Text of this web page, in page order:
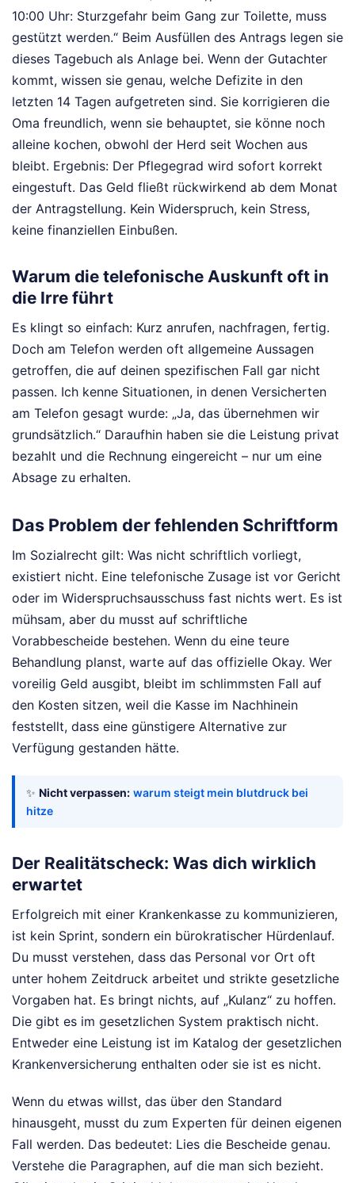
10:00 Uhr: Sturzgefahr beim Gang zur Toilette, muss
gestützt werden.“ Beim Ausfüllen des Antrags legen sie
dieses Tagebuch als Anlage bei. Wenn der Gutachter
kommt, wissen sie genau, welche Defizite in den
letzten 14 Tagen aufgetreten sind. Sie korrigieren die
Oma freundlich, wenn sie behauptet, sie könne noch
alleine kochen, obwohl der Herd seit Wochen aus
bleibt. Ergebnis: Der Pflegegrad wird sofort korrekt
eingestuft. Das Geld fließt rückwirkend ab dem Monat
der Antragstellung. Kein Widerspruch, kein Stress,
keine finanziellen Einbußen.
Warum die telefonische Auskunft oft in
die Irre führt
Es klingt so einfach: Kurz anrufen, nachfragen, fertig.
Doch am Telefon werden oft allgemeine Aussagen
getroffen, die auf deinen spezifischen Fall gar nicht
passen. Ich kenne Situationen, in denen Versicherten
am Telefon gesagt wurde: „Ja, das übernehmen wir
grundsätzlich.“ Daraufhin haben sie die Leistung privat
bezahlt und die Rechnung eingereicht – nur um eine
Absage zu erhalten.
Das Problem der fehlenden Schriftform
Im Sozialrecht gilt: Was nicht schriftlich vorliegt,
existiert nicht. Eine telefonische Zusage ist vor Gericht
oder im Widerspruchsausschuss fast nichts wert. Es ist
mühsam, aber du musst auf schriftliche
Vorabbescheide bestehen. Wenn du eine teure
Behandlung planst, warte auf das offizielle Okay. Wer
voreilig Geld ausgibt, bleibt im schlimmsten Fall auf
den Kosten sitzen, weil die Kasse im Nachhinein
feststellt, dass eine günstigere Alternative zur
Verfügung gestanden hätte.
✨ Nicht verpassen: warum steigt mein blutdruck bei
hitze
Der Realitätscheck: Was dich wirklich
erwartet
Erfolgreich mit einer Krankenkasse zu kommunizieren,
ist kein Sprint, sondern ein bürokratischer Hürdenlauf.
Du musst verstehen, dass das Personal vor Ort oft
unter hohem Zeitdruck arbeitet und strikte gesetzliche
Vorgaben hat. Es bringt nichts, auf „Kulanz“ zu hoffen.
Die gibt es im gesetzlichen System praktisch nicht.
Entweder eine Leistung ist im Katalog der gesetzlichen
Krankenversicherung enthalten oder sie ist es nicht.
Wenn du etwas willst, das über den Standard
hinausgeht, musst du zum Experten für deinen eigenen
Fall werden. Das bedeutet: Lies die Bescheide genau.
Verstehe die Paragraphen, auf die man sich bezieht.